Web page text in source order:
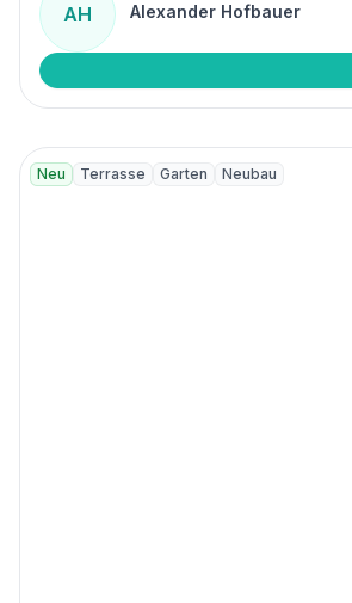
AH Alexander Hofbauer
Neu Terrasse Garten Neubau